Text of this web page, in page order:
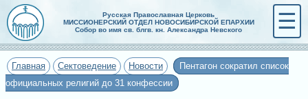
Русская Православная Церковь
МИССИОНЕРСКИЙ ОТДЕЛ НОВОСИБИРСКОЙ ЕПАРХИИ
Собор во имя св. блгв. кн. Александра Невского
☰
Главная Сектоведение Новости
Пентагон сократил список
официальных религий до 31 конфессии